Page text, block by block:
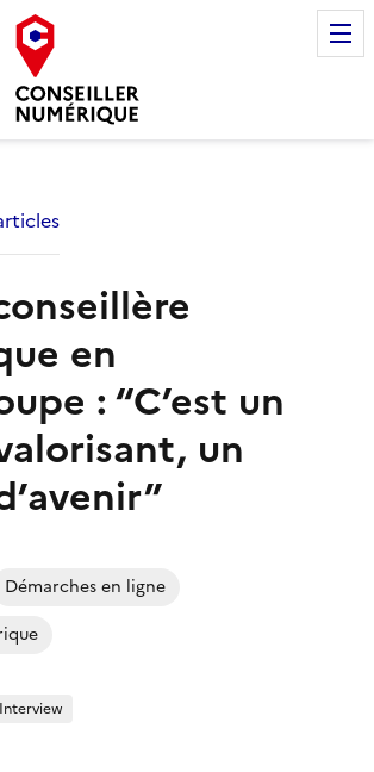
en
: “C’est un
un
Démarches en ligne
Interview